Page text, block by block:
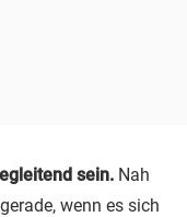
sein. Nah
wenn es sich